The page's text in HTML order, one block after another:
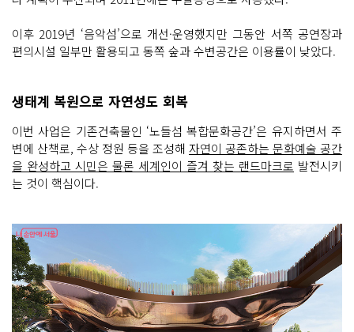
이후 2019년 ‘음악섬’으로 개선·운영했지만 그동안 서쪽 공연장과
편의시설 일부만 활용되고 동쪽 숲과 수변공간은 이용률이 낮았다.
생태계 복원으로 자연성도 회복
이번 사업은 기존건축물인 ‘노들섬 복합문화공간’은 유지하면서 주
변에 산책로, 수상 정원 등을 조성해 자연이 공존하는 문화예술 공간
을 완성하고 시민은 물론 세계인이 즐겨 찾는 랜드마크로 발전시키
는 것이 핵심이다.